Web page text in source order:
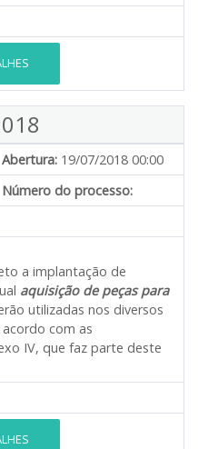
Abertura: 19/07/2018 00:00
Número do processo:
a implantação de
aquisição de peças para
utilizadas nos diversos
acordo com as
IV, que faz parte deste